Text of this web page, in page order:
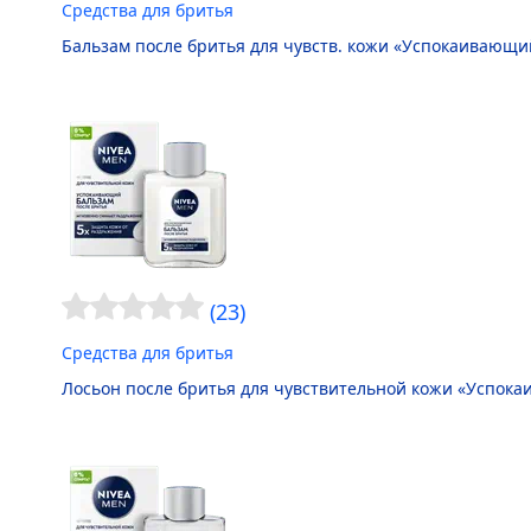
Средства для бритья
Бальзам после бритья для чувств. кожи
(23)
Средства для бритья
Лосьон после бритья для чувствительной кожи